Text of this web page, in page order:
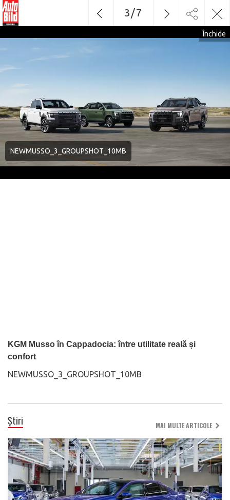
NEWMUSSO_3_GROUPSHOT_10MB
KGM Musso în Cappadocia: între utilitate reală și
confort
NEWMUSSO_3_GROUPSHOT_10MB
Închide
3/7
Știri MAI MULTE ARTICOLE